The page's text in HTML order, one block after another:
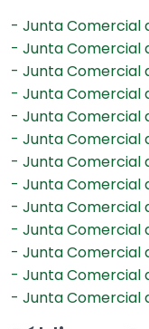
- Junta Comercial
- Junta Comercial
- Junta Comercial
- Junta Comercial
- Junta Comercial
- Junta Comercial
- Junta Comercial
- Junta Comercial
- Junta Comercial
- Junta Comercial
- Junta Comercial
- Junta Comercial
- Junta Comercial